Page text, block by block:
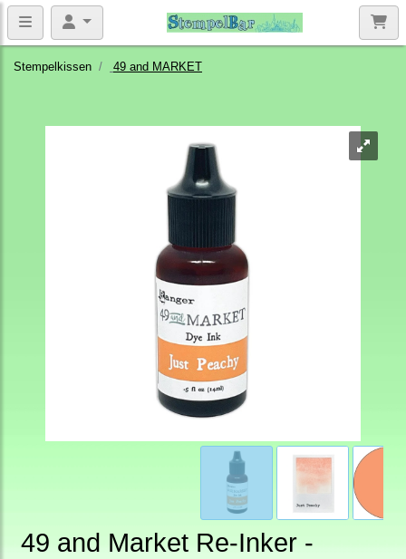
Stempelkissen 49 and MARKET
49 and Market Re-Inker -